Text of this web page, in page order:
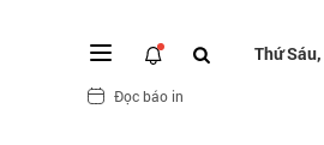
Thứ Sáu,
Đọc báo in